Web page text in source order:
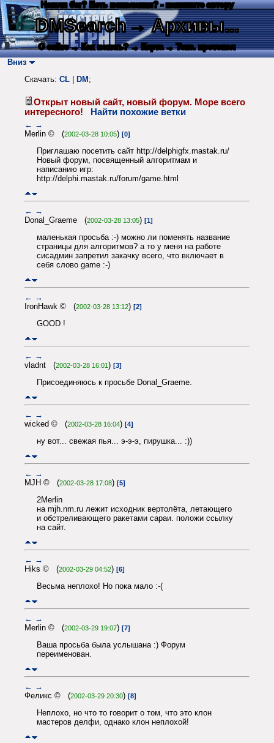
Нашли баг? Есть пожелания? - напишите автору
DMSearch→ Архивы...
О сайте → Как искать? → Карта → Текс. протокол
Вниз
Скачать: CL DM ;
Открыт новый сайт, новый форум. Море всего
интересного!
Найти похожие ветки
← →
Merlin © (2002-03-28 10:05) [0]
Приглашаю посетить сайт http://delphigfx.mastak.ru/
Новый форум, посвященный алгоритмам и
написанию игр:
http://delphi.mastak.ru/forum/game.html
← →
Donal_Graeme (2002-03-28 13:05) [1]
маленькая просьба :-) можно ли поменять название
страницы для алгоритмов? а то у меня на работе
сисадмин запретил закачку всего, что включает в
себя слово game :-)
← →
IronHawk © (2002-03-28 13:12) [2]
GOOD !
← →
vladnt (2002-03-28 16:01) [3]
Присоединяюсь к просьбе Donal_Graeme.
← →
wicked © (2002-03-28 16:04) [4]
ну вот... свежая пья... э-э-э, пирушка... :))
← →
MJH © (2002-03-28 17:08) [5]
2Merlin
на mjh.nm.ru лежит исходник вертолёта, летающего
и обстреливающего ракетами сараи. положи ссылку
на сайт.
← →
Hiks © (2002-03-29 04:52) [6]
Весьма неплохо! Но пока мало :-(
← →
Merlin © (2002-03-29 19:07) [7]
Ваша просьба была услышана :) Форум
переименован.
← →
Феликс © (2002-03-29 20:30) [8]
Неплохо, но что то говорит о том, что это клон
мастеров делфи, однако клон неплохой!